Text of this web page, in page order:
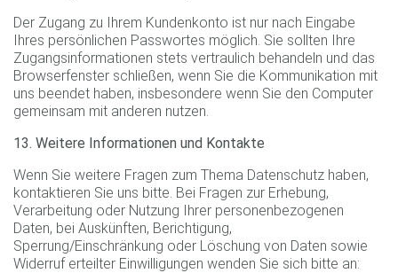
Der Zugang zu Ihrem Kundenkonto ist nur nach Eingabe
Ihres persönlichen Passwortes möglich. Sie sollten Ihre
Zugangsinformationen stets vertraulich behandeln und das
Browserfenster schließen, wenn Sie die Kommunikation mit
uns beendet haben, insbesondere wenn Sie den Computer
gemeinsam mit anderen nutzen.
13. Weitere Informationen und Kontakte
Wenn Sie weitere Fragen zum Thema Datenschutz haben,
kontaktieren Sie uns bitte. Bei Fragen zur Erhebung,
Verarbeitung oder Nutzung Ihrer personenbezogenen
Daten, bei Auskünften, Berichtigung,
Sperrung/Einschränkung oder Löschung von Daten sowie
Widerruf erteilter Einwilligungen wenden Sie sich bitte an: